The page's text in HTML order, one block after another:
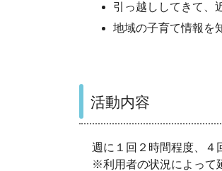
引っ越ししてきて、
地域の子育
活動内容
週に１回２時間程度、４
※利用者の状況によって